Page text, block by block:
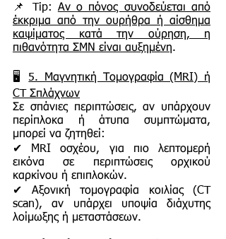
📌 Tip: Αν ο πόνος συνοδεύεται από
έκκριμα από την ουρήθρα ή αίσθημα
καψίματος κατά την ούρηση, η
πιθανότητα ΣΜΝ είναι αυξημένη.
🖥 5. Μαγνητική Τομογραφία (MRI) ή
CT Σπλάχνων
Σε σπάνιες περιπτώσεις, αν υπάρχουν
περίπλοκα ή άτυπα συμπτώματα,
μπορεί να ζητηθεί:
✔ MRI οσχέου, για πιο λεπτομερή
εικόνα σε περιπτώσεις ορχικού
καρκίνου ή επιπλοκών.
✔ Αξονική τομογραφία κοιλίας (CT
scan), αν υπάρχει υποψία διάχυτης
λοίμωξης ή μεταστάσεων.